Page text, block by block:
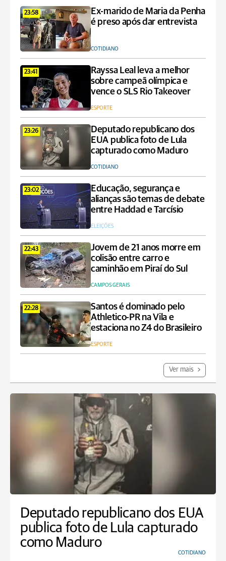
23:58
Ex-marido de Maria da Penha
é preso após dar entrevista
COTIDIANO
23:41
Rayssa Leal leva a melhor
sobre campeã olímpica e
vence o SLS Rio Takeover
ESPORTE
23:26
Deputado republicano dos
EUA publica foto de Lula
capturado como Maduro
COTIDIANO
23:02
Educação, segurança e
alianças são temas de debate
entre Haddad e Tarcísio
ELEIÇÕES
22:43
Jovem de 21 anos morre em
colisão entre carro e
caminhão em Piraí do Sul
CAMPOS GERAIS
22:28
Santos é dominado pelo
Athletico-PR na Vila e
estaciona no Z4 do Brasileiro
ESPORTE
Ver mais
Deputado republicano dos EUA
publica foto de Lula capturado
como Maduro
COTIDIANO